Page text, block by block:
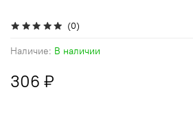
(0)
Наличие: В наличии
306 ₽